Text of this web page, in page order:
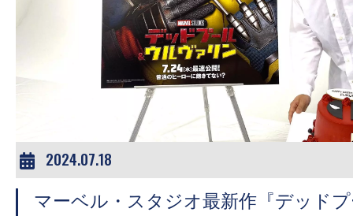
2024.07.18
マーベル・スタジオ最新作『デッド